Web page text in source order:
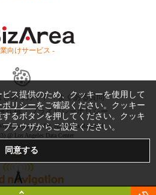
向けサービス -
じめてガイド
よくある質問
作権 プライバシーポリシー
Navigation, Inc. All Rights Reserved.
@ Los Angeles Data Center
ス提供のため、クッキーを使用して
ポリシーをご確認ください。クッキー
るボタンを押してください。クッキ
ラウザからご設定ください。